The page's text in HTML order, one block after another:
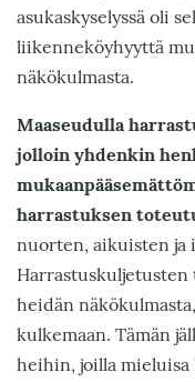
asukaskyselyssä oli
liikenneköyhyyttä
näkökulmasta.
Maaseudulla
jolloin yhdenkin
harrastuksen
nuorten, aikuisten ja
heidän
kulkemaan. Tämän
heihin, joilla